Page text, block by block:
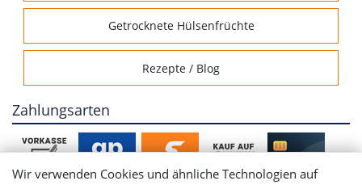
Getrocknete Hülsenfrüchte
Rezepte / Blog
Zahlungsarten
Wir verwenden Cookies und ähnliche Technologien auf